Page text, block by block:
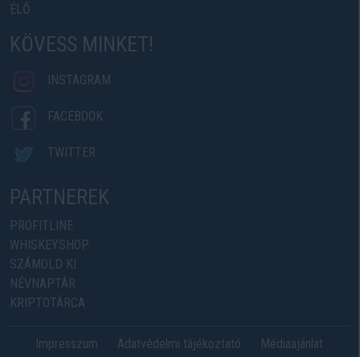
ÉLŐ
KÖVESS MINKET!
INSTAGRAM
FACEBOOK
TWITTER
PARTNEREK
PROFITLINE
WHISKEYSHOP
SZÁMOLD KI
NÉVNAPTÁR
KRIPTOTÁRCA
Impresszum Adatvédelmi tájékoztató
Médiaajánlat